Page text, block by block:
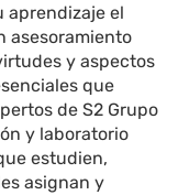
aprendizaje el
asesoramiento
y aspectos
que
de S2 Grupo
y laboratorio
estudien,
asignan y